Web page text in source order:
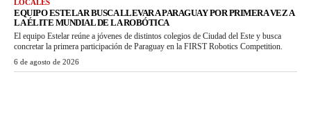
LOCALES
EQUIPO ESTELAR BUSCA LLEVAR A PARAGUAY POR PRIMERA VEZ A
LA ÉLITE MUNDIAL DE LA ROBÓTICA
El equipo Estelar reúne a jóvenes de distintos colegios de Ciudad del Este y busca
concretar la primera participación de Paraguay en la FIRST Robotics Competition.
6 de agosto de 2026